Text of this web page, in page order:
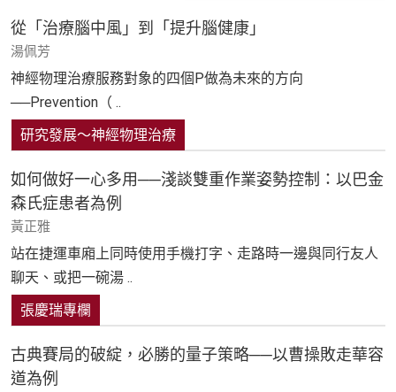
從「治療腦中風」到「提升腦健康」
湯佩芳
神經物理治療服務對象的四個P做為未來的方向
──Prevention（ ..
研究發展～神經物理治療
如何做好一心多用──淺談雙重作業姿勢控制：以巴金
森氏症患者為例
黃正雅
站在捷運車廂上同時使用手機打字、走路時一邊與同行友人
聊天、或把一碗湯 ..
張慶瑞專欄
古典賽局的破綻，必勝的量子策略──以曹操敗走華容
道為例